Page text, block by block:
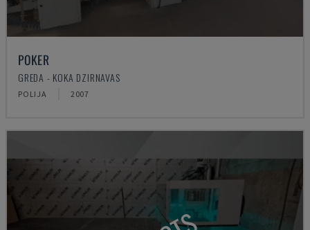
POKER
GREDA - KOKA DZIRNAVAS
POLIJA 2007